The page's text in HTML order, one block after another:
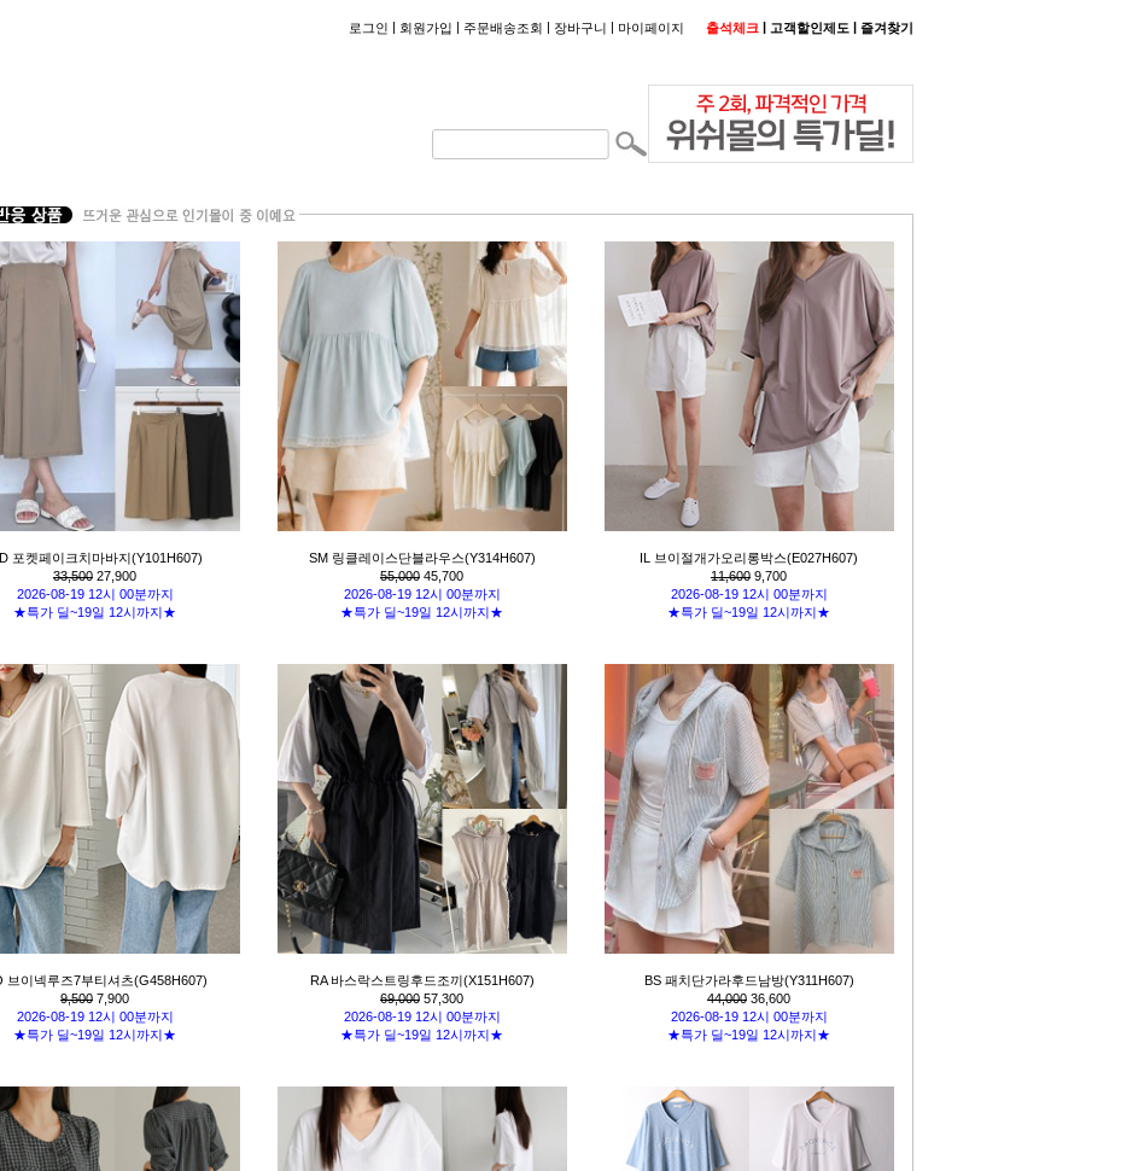
로그인 | 회원가입 | 주문배송조회 | 장바구니 | 마이페이지 출석체크 | 고객할인제도 | 즐겨찾기
포켓페이크치마바지(Y101H607)
33,500 27,900
2026-08-19 12시 00분까지
★특가 딜~19일 12시까지★
SM 링클레이스단블라우스(Y314H607)
55,000 45,700
2026-08-19 12시 00분까지
★특가 딜~19일 12시까지★
IL 브이절개가오리롱박스(E027H607)
11,600 9,700
2026-08-19 12시 00분까지
★특가 딜~19일 12시까지★
브이넥루즈7부티셔츠(G458H607)
9,500 7,900
2026-08-19 12시 00분까지
★특가 딜~19일 12시까지★
RA 바스락스트링후드조끼(X151H607)
69,000 57,300
2026-08-19 12시 00분까지
★특가 딜~19일 12시까지★
BS 패치단가라후드남방(Y311H607)
44,000 36,600
2026-08-19 12시 00분까지
★특가 딜~19일 12시까지★